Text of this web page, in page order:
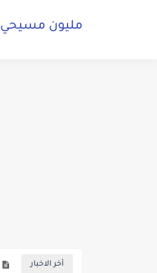
مليون مسيحي
أخر الاخبار